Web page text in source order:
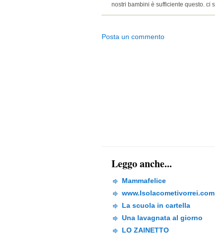
nostri bambini è sufficiente questo. ci
Posta un commento
Leggo anche...
Mammafelice
www.Isolacometivorrei.com
La scuola in cartella
Una lavagnata al giorno
LO ZAINETTO